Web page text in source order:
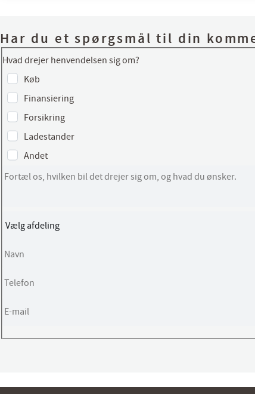
Har du et spørgsmål til din
Hvad drejer henvendelsen sig om?
Køb
Finansiering
Forsikring
Ladestander
Andet